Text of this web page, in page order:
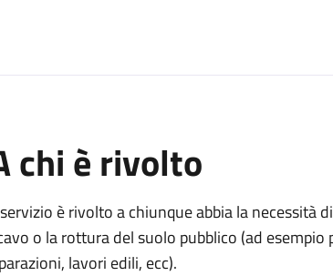
chi è rivolto
è rivolto a chiunque abbia la necessità
o la rottura del suolo pubblico (ad
lavori edili, ecc).